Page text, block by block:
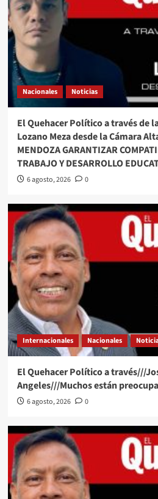
Nacionales Noticias
El Quehacer Político a través de
Lozano Meza desde la Cámara
MENDOZA GARANTIZAR
TRABAJO Y DESARROLLO
6 agosto, 2026 0
Internacionales Nacionales
El Quehacer Político a través///
Angeles///Muchos están
6 agosto, 2026 0